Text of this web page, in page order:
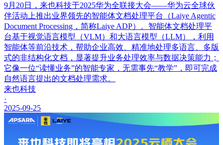
9月20日，来也科技于2025华为全联接大会——华为云全球伙
伴活动上推出业界领先的智能体文档处理平台（Laiye Agentic
Document Processing，简称Laiye ADP）。智能体文档处理平
台基于视觉语言模型（VLM）和大语言模型（LLM），利用
智能体等前沿技术，帮助企业高效、精准地处理多语言、多版
式的非结构化文档，显著提升业务处理效率与数据决策能力；
它像一位“读懂业务”的智能专家，无需事先“教学”，即可完成
自然语言提出的文档处理需求。
来也科技
·
2025-09-25